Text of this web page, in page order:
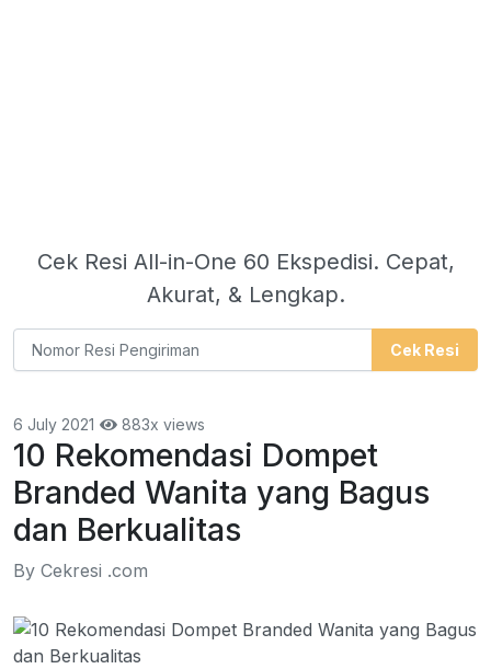
Cek Resi All-in-One 60 Ekspedisi. Cepat,
Akurat, & Lengkap.
Cek Resi
6 July 2021 883x views
10 Rekomendasi Dompet
Branded Wanita yang Bagus
dan Berkualitas
By Cekresi .com